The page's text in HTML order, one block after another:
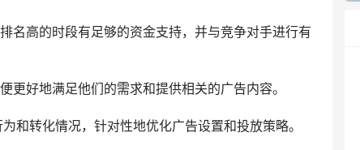
名高的时段有足够的资金支持，并与竞争对手进行有
好地满足他们的需求和提供相关的广告内容。
和转化情况，针对性地优化广告设置和投放策略。